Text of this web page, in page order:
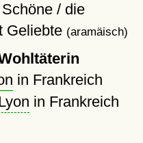
/ die
Geliebte (aramäisch)
in Frankreich
in Frankreich